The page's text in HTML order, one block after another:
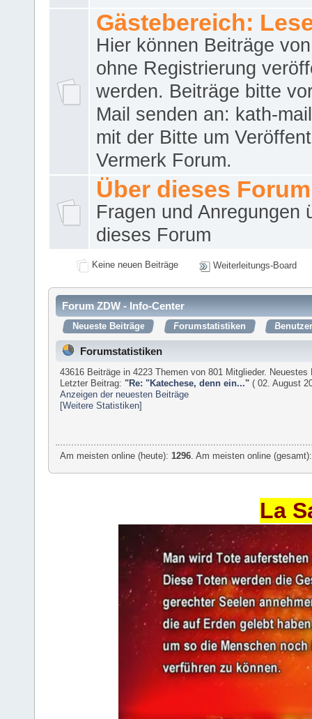
Gästebereich:
Hier können Beiträge
ohne Registrierung
werden. Beiträge bitte
Mail senden an: kath-
mit der Bitte um
Vermerk Forum.
Über dieses Forum
Fragen und Anregungen
dieses Forum
Keine neuen Beiträge Weiterleitungs-Board
Forum ZDW - Info-Center
Neueste Beiträge Forumstatistiken
Forumstatistiken
43616 Beiträge in 4223 Themen von 801 Mitglieder.
Letzter Beitrag: "Re: "Katechese, denn ein..." ( 02. August
Anzeigen der neuesten Beiträge
[Weitere Statistiken]
Am meisten online (heute): 1296 . Am meisten online
La